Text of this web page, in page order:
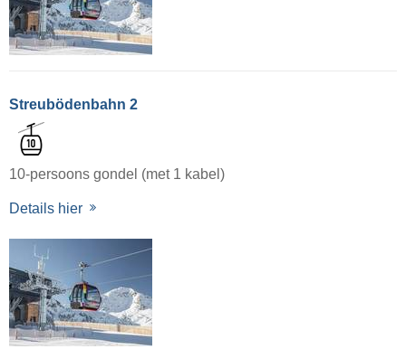
Streubödenbahn 2
10-persoons gondel (met 1 kabel)
Details hier